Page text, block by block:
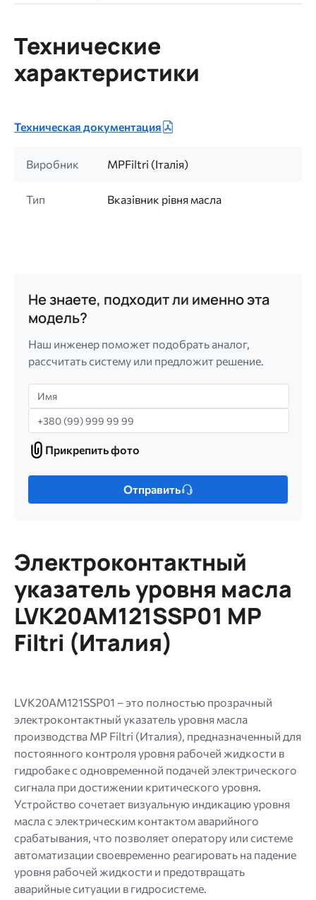
Технические
характеристики
Техническая документация
Виробник MPFiltri (Італія)
Тип Вказівник рівня масла
Не знаете, подходит ли именно эта
модель?
Наш инженер поможет подобрать аналог,
рассчитать систему или предложит решение.
Имя
Телефон
Прикрепить
фото
Прикрепить фото
Только
МБ.
Допустимые
типы:
gif
jpg
jpeg
Отправить
Электроконтактный
указатель уровня масла
LVK20AM121SSP01 MP
Filtri (Италия)
LVK20AM121SSP01 – это полностью прозрачный
электроконтактный указатель уровня масла
производства MP Filtri (Италия), предназначенный для
постоянного контроля уровня рабочей жидкости в
гидробаке с одновременной подачей электрического
сигнала при достижении критического уровня.
Устройство сочетает визуальную индикацию уровня
масла с электрическим контактом аварийного
срабатывания, что позволяет оператору или системе
автоматизации своевременно реагировать на падение
уровня рабочей жидкости и предотвращать
аварийные ситуации в гидросистеме.